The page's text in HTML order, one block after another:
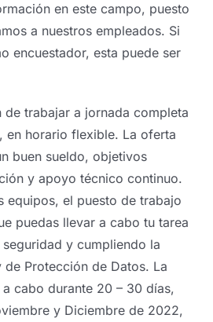
en este campo, puesto
a nuestros empleados. Si
encuestador, esta puede ser
de trabajar a jornada completa
en horario flexible. La oferta
buen sueldo, objetivos
y apoyo técnico continuo.
equipos, el puesto de trabajo
puedas llevar a cabo tu tarea
y cumpliendo la
de Protección de Datos. La
cabo durante 20 – 30 días,
y Diciembre de 2022,